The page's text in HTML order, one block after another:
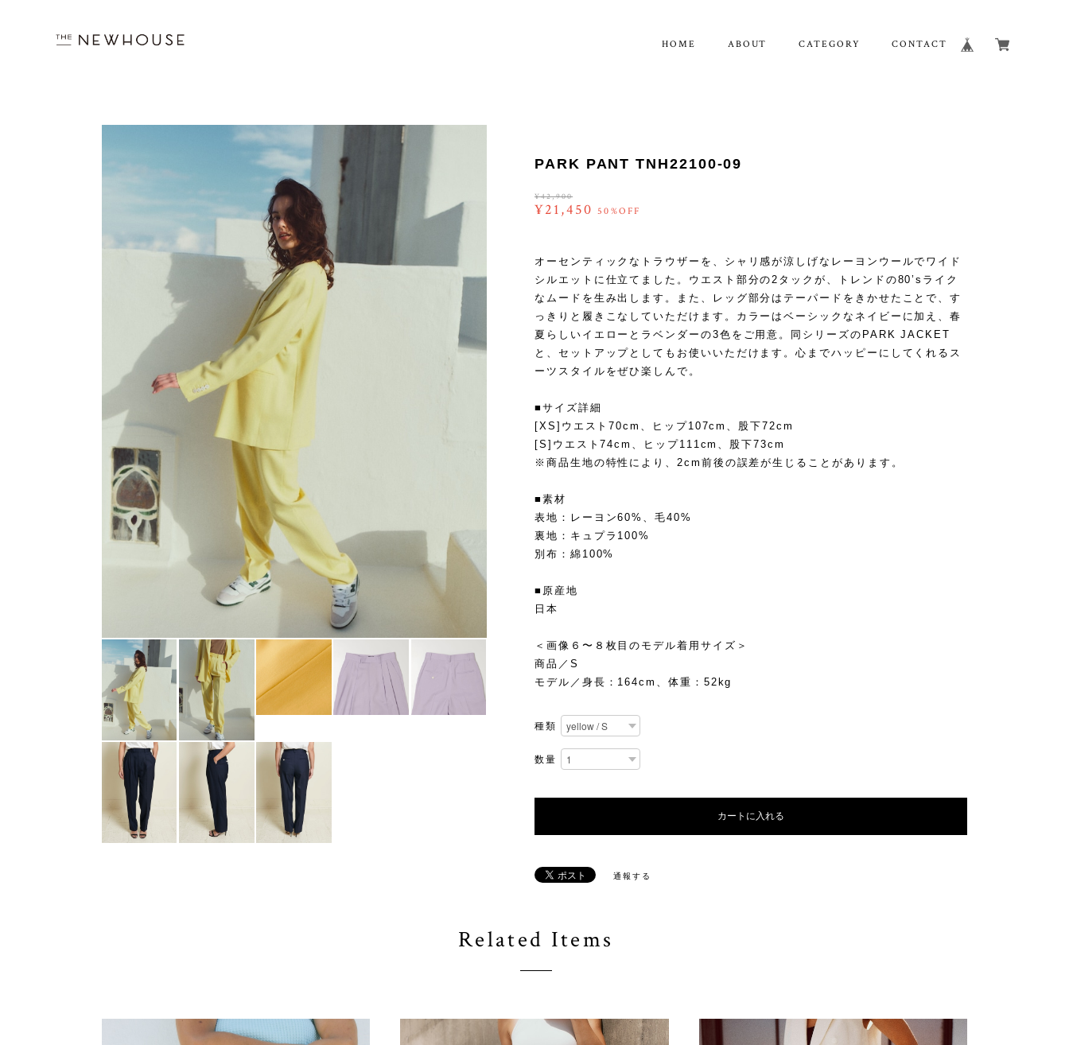
HOME ABOUT CATEGORY CONTACT
PARK PANT TNH22100-09
¥42,900
¥21,450 50%OFF
オーセンティックなトラウザーを、シャリ感が涼しげなレーヨンウールでワイド
シルエットに仕立てました。ウエスト部分の2タックが、トレンドの80’sライク
なムードを生み出します。また、レッグ部分はテーパードをきかせたことで、す
っきりと履きこなしていただけます。カラーはベーシックなネイビーに加え、春
夏らしいイエローとラベンダーの3色をご用意。同シリーズのPARK JACKET
と、セットアップとしてもお使いいただけます。心までハッピーにしてくれるス
ーツスタイルをぜひ楽しんで。
■サイズ詳細
[XS]ウエスト70cm、ヒップ107cm、股下72cm
[S]ウエスト74cm、ヒップ111cm、股下73cm
※商品生地の特性により、2cm前後の誤差が生じることがあります。
■素材
表地：レーヨン60%、毛40%
裏地：キュプラ100%
別布：綿100%
■原産地
日本
＜画像６〜８枚目のモデル着用サイズ＞
商品／S
モデル／身長：164cm、体重：52kg
種類
数量
カートに入れる
通報する
Related Items